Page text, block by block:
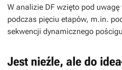
W analizie DF wzięto pod
podczas pięciu etapów, m.in.
sekwencji dynamicznego
Jest nieźle, ale do